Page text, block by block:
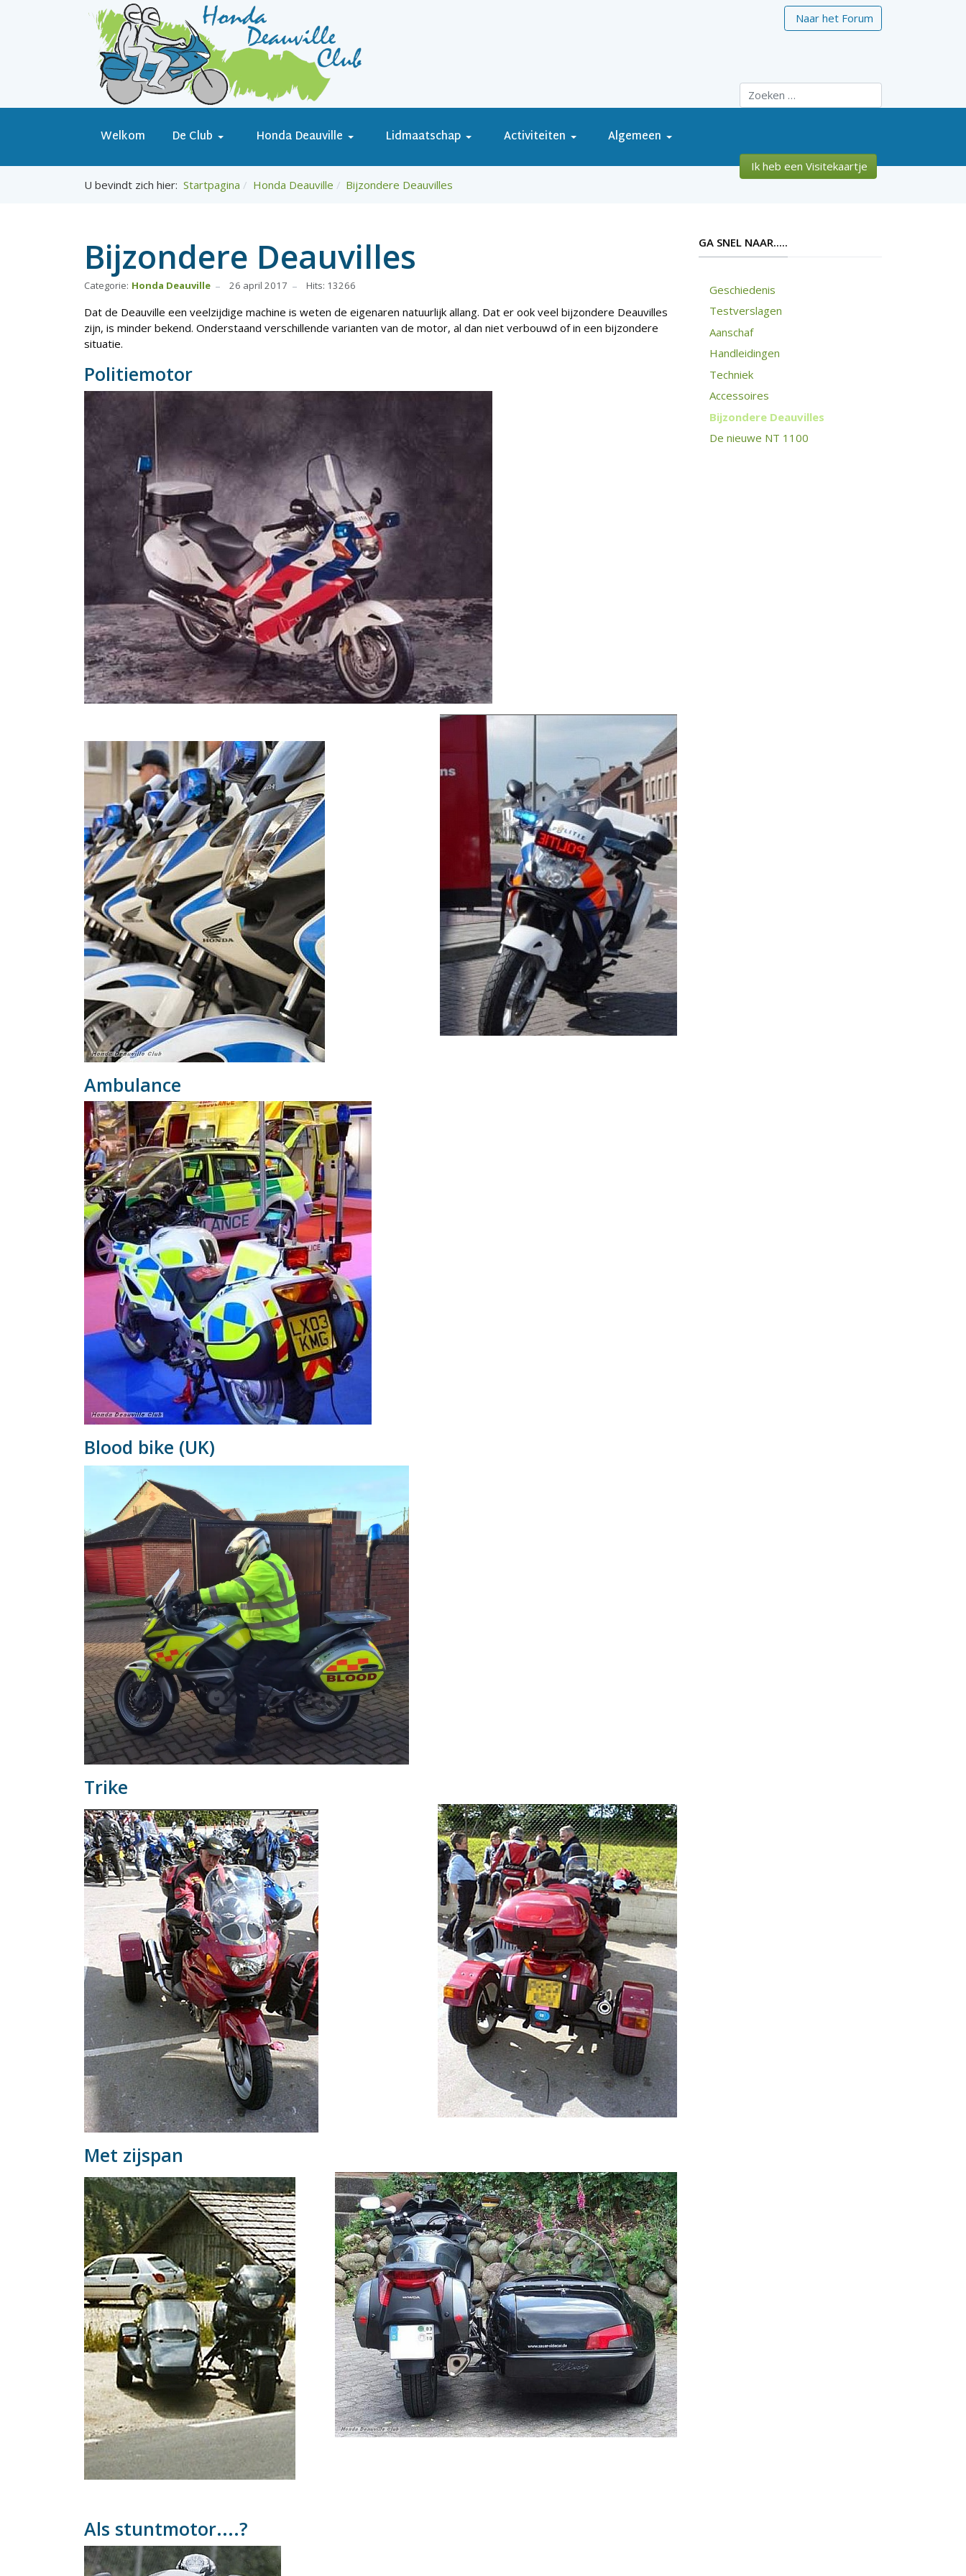
Naar het Forum
Zoeken
Welkom De Club Honda Deauville Lidmaatschap Activiteiten Algemeen
Ik heb een Visitekaartje
U bevindt zich hier: Startpagina Honda Deauville Bijzondere Deauvilles
Bijzondere Deauvilles
Categorie: Honda Deauville 26 april 2017 Hits: 13266
Dat de Deauville een veelzijdige machine is weten de eigenaren natuurlijk allang. Dat er ook veel bijzondere Deauvilles
zijn, is minder bekend. Onderstaand verschillende varianten van de motor, al dan niet verbouwd of in een bijzondere
situatie.
Politiemotor
Ambulance
Blood bike (UK)
Trike
Met zijspan
Als stuntmotor....?
GA SNEL NAAR.....
Geschiedenis
Testverslagen
Aanschaf
Handleidingen
Techniek
Accessoires
Bijzondere Deauvilles
De nieuwe NT 1100